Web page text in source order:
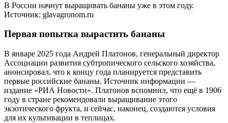
В России начнут выращивать бананы уже в этом году.
Источник: glavagronom.ru
Первая попытка вырастить бананы
В январе 2025 года Андрей Платонов, генеральный директор
Ассоциации развития субтропического сельского хозяйства,
анонсировал, что к концу года планируется представить
первые российские бананы. Источник информации —
издание «РИА Новости». Платонов вспомнил, что ещё в 1906
году в стране рекомендовали выращивание этого
экзотического фрукта, и сейчас, наконец, создаются условия
для их культивации в теплицах.